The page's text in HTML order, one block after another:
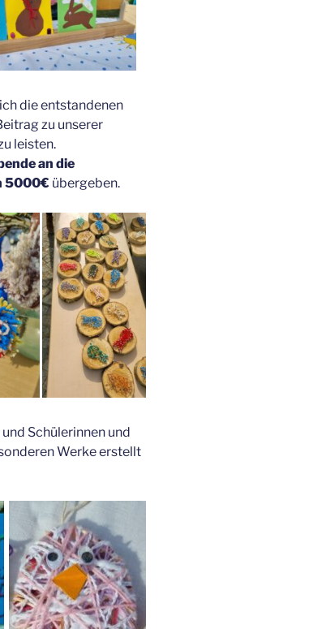
die entstandenen
zu unserer
leisten.
an die
5000€ übergeben.
Schülerinnen und
Werke erstellt